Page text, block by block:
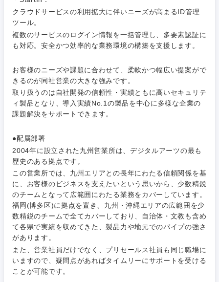
クラウドサービスの利用拡大に伴いニーズが高まるID管理
ツール。
複数のサービスのログイン情報を一括管理し、多要素認証に
も対応。安全かつ効率的な業務環境の構築を支援します。
お客様のニーズや課題に合わせて、柔軟かつ幅広い提案がで
きるのが同社営業の大きな強みです。
取り扱うのは自社開発の信頼性・実績ともに高いセキュリテ
ィ製品となり、導入実績No.1の製品を中心に多様な企業の
課題解決をサポートできます。
●配属部署
2004年に設立された九州営業所は、デジタルアーツの最も
歴史のある拠点です。
この営業所では、九州エリアとの長年にわたる信頼関係を基
に、お客様のビジネスを支えたいという思いから、少数精鋭
のチームとなって広範囲にわたる業務をカバーしています。
福岡(博多区)に拠点を置き、九州・沖縄エリアの広範囲を少
数精鋭のチームで全てカバーしており、自治体・文教も含め
て各県で実績を収めてきた、製品力や地元でのパイプの強さ
があります。
また、営業社員だけでなく、プリセールス社員も同じ職場に
いますので、疑問点があればタイムリーにサポートを受ける
ことが可能です。
甲信越・北陸